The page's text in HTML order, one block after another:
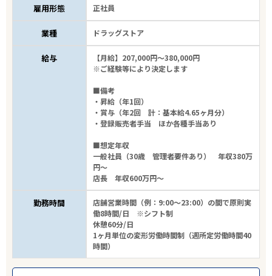
雇用形態 正社員
業種 ドラッグストア
給与
【月給】207,000円～380,000円
※ご経験等により決定します
■備考
・昇給（年1回）
・賞与（年2回 計：基本給4.65ヶ月分）
・登録販売者手当 ほか各種手当あり
■想定年収
一般社員（30歳 管理者要件あり） 年収380万
円～
店長 年収600万円～
勤務時間
店舗営業時間（例：9:00～23:00）の間で原則実
働8時間/日 ※シフト制
休憩60分/日
1ヶ月単位の変形労働時間制（週所定労働時間40
時間）